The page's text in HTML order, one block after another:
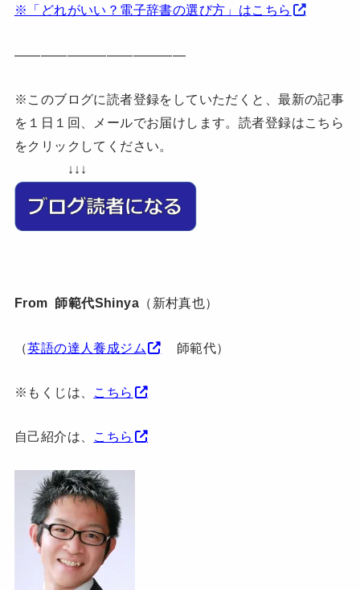
※「どれがいい？電子辞書の選び方」はこちら
—————————————
※このブログに読者登録をしていただくと、最新の記事
を１日１回、メールでお届けします。読者登録はこちら
をクリックしてください。
↓↓↓
From 師範代Shinya （新村真也）
（英語の達人養成ジム 師範代）
※もくじは、 こちら
自己紹介は、 こちら